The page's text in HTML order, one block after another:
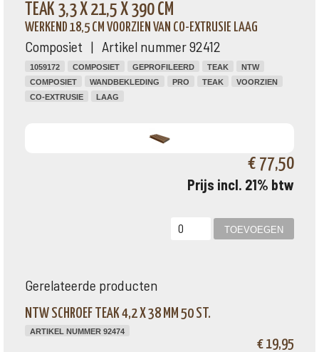
TEAK 3,3 X 21,5 X 390 CM
WERKEND 18,5 CM VOORZIEN VAN CO-EXTRUSIE LAAG
Composiet | Artikel nummer 92412
1059172 COMPOSIET GEPROFILEERD TEAK
NTW
COMPOSIET
WANDBEKLEDING PRO TEAK
VOORZIEN
CO-EXTRUSIE
LAAG
€ 77,50
Prijs incl. 21% btw
Gerelateerde producten
NTW SCHROEF TEAK 4,2 X 38 MM 50 ST.
ARTIKEL NUMMER 92474
€ 19,95